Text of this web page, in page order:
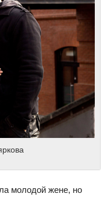
молодой жене, но